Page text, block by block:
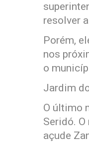
resolver
Porém,
nos
o
Jardim
O último
Seridó.
açude